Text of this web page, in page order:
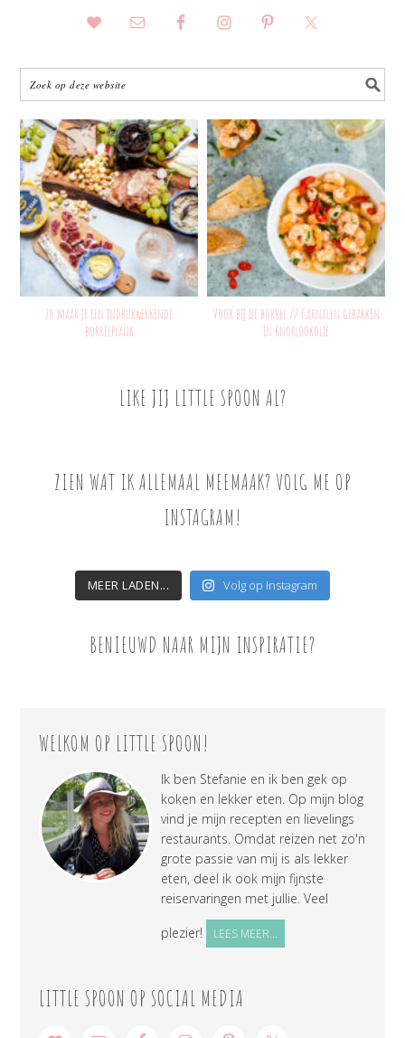
Zo maak je een indrukwekkende
borrelplank
Voor bij de borrel // Garnalen gebakken
in knoflookolie
LIKE JIJ LITTLE SPOON AL?
ZIEN WAT IK ALLEMAAL MEEMAAK? VOLG ME OP
INSTAGRAM!
MEER LADEN... Volg op Instagram
BENIEUWD NAAR MIJN INSPIRATIE?
WELKOM OP LITTLE SPOON!
Ik ben Stefanie en ik ben gek op
koken en lekker eten. Op mijn blog
vind je mijn recepten en lievelings
restaurants. Omdat reizen net zo'n
grote passie van mij is als lekker
eten, deel ik ook mijn fijnste
reiservaringen met jullie. Veel
plezier!
LEES MEER...
LITTLE SPOON OP SOCIAL MEDIA